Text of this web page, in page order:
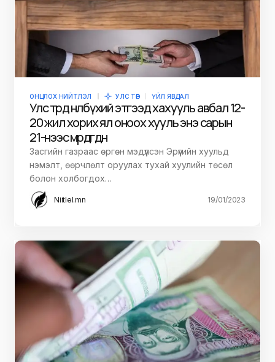
ОНЦЛОХ НИЙТЛЭЛ УЛС ТӨР ҮЙЛ ЯВДАЛ
Улс төрд нөлөө бүхий этгээд хахууль авбал 12-
20 жил хорих ял оноох хууль энэ сарын
21-нээс мөрдөгдөнө
Засгийн газраас өргөн мэдүүлсэн Эрүүгийн хуульд
нэмэлт, өөрчлөлт оруулах тухай хуулийн төсөл
болон холбогдох…
Niitlel.mn 19/01/2023